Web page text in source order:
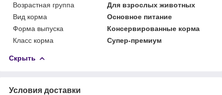
Возрастная группа
Для взрослых животных
Вид корма
Основное питание
Форма выпуска
Консервированные корма
Класс корма
Супер-премиум
Скрыть
Условия доставки